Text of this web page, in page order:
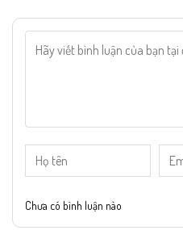
Chưa có bình luận nào